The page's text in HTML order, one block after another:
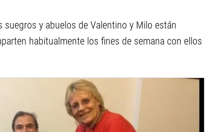
y abuelos de Valentino y Milo están
habitualmente los fines de semana con ellos